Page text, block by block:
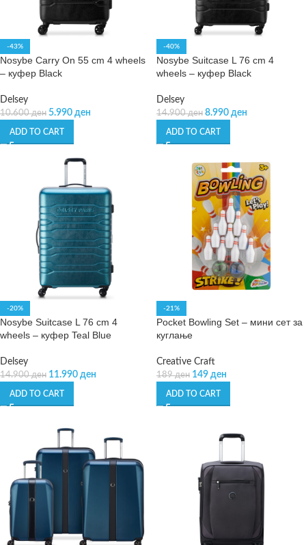
-43%
Nosybe Carry On 55 cm 4 wheels
– куфер Black
Delsey
10.600ден 5.990 ден
ADD TO CART
-40%
Nosybe Suitcase L 76 cm 4
wheels – куфер Black
Delsey
14.900ден 8.990 ден
ADD TO CART
-20%
Nosybe Suitcase L 76 cm 4
wheels – куфер Teal Blue
Delsey
14.900ден 11.990 ден
ADD TO CART
-21%
Pocket Bowling Set – мини сет за
куглање
Creative Craft
189ден 149 ден
ADD TO CART